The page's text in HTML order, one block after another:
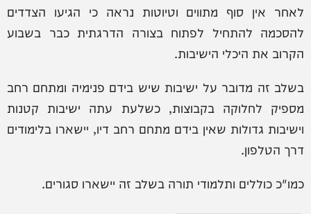
לאחר אין סוף מתווים וטיוטות נראה כי הגיעו הצדדים
להסכמה להתחיל לפתוח בצורה הדרגתית כבר בשבוע
הקרוב את היכלי הישיבות.
בשלב זה מדובר על ישיבות שיש בידם פנימיה ומתחם רחב
מספיק לחלוקה בקבוצות, כשלעת עתה ישיבות קטנות
וישיבות גדולות שאין בידם מתחם רחב דיו, יישארו בלימודים
דרך הטלפון.
כמו"כ כוללים ותלמודי תורה בשלב זה יישארו סגורים.